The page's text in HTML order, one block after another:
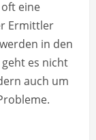
eine
Ermittler
in den
es nicht
auch um